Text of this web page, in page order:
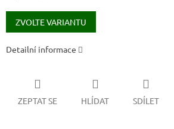
Měrná
cena:
ZVOLTE VARIANTU
Detailní informace
ZEPTAT SE HLÍDAT SDÍLET